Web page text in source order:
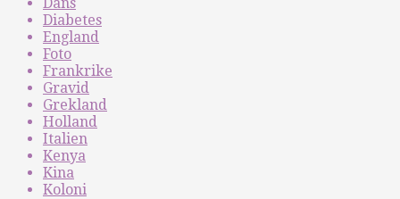
Diabetes
England
Foto
Frankrike
Gravid
Grekland
Holland
Italien
Kenya
Kina
Koloni